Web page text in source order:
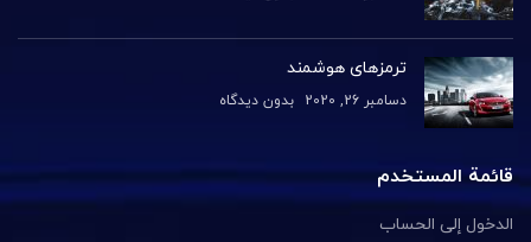
ترمزهای هوشمند
دسامبر 26, 2020 بدون دیدگاه
قائمة المستخدم
الدخول إلى الحساب